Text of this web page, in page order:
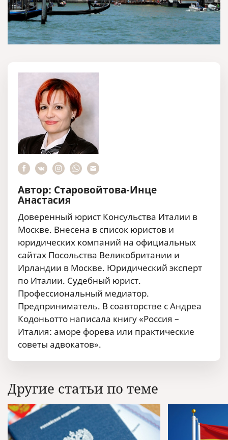
Автор: Старовойтова-Инце
Анастасия
Доверенный юрист Консульства Италии в
Москве. Внесена в список юристов и
юридических компаний на официальных
сайтах Посольства Великобритании и
Ирландии в Москве. Юридический эксперт
по Италии. Судебный юрист.
Профессиональный медиатор.
Предприниматель. В соавторстве с Андреа
Кодоньотто написала книгу «Россия –
Италия: аморе форева или практические
советы адвокатов».
Другие статьи по теме